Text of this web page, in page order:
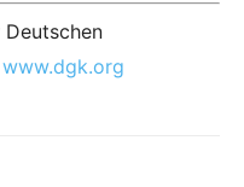
Deutschen
www.dgk.org